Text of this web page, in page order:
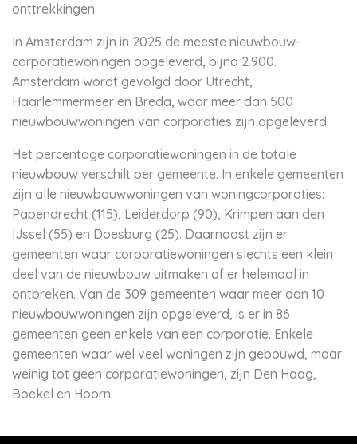
onttrekkingen.
In Amsterdam zijn in 2025 de meeste nieuwbouw-
corporatiewoningen opgeleverd, bijna 2.900.
Amsterdam wordt gevolgd door Utrecht,
Haarlemmermeer en Breda, waar meer dan 500
nieuwbouwwoningen van corporaties zijn opgeleverd.
Het percentage corporatiewoningen in de totale
nieuwbouw verschilt per gemeente. In enkele gemeenten
zijn alle nieuwbouwwoningen van woningcorporaties:
Papendrecht (115), Leiderdorp (90), Krimpen aan den
IJssel (55) en Doesburg (25). Daarnaast zijn er
gemeenten waar corporatiewoningen slechts een klein
deel van de nieuwbouw uitmaken of er helemaal in
ontbreken. Van de 309 gemeenten waar meer dan 10
nieuwbouwwoningen zijn opgeleverd, is er in 86
gemeenten geen enkele van een corporatie. Enkele
gemeenten waar wel veel woningen zijn gebouwd, maar
weinig tot geen corporatiewoningen, zijn Den Haag,
Boekel en Hoorn.